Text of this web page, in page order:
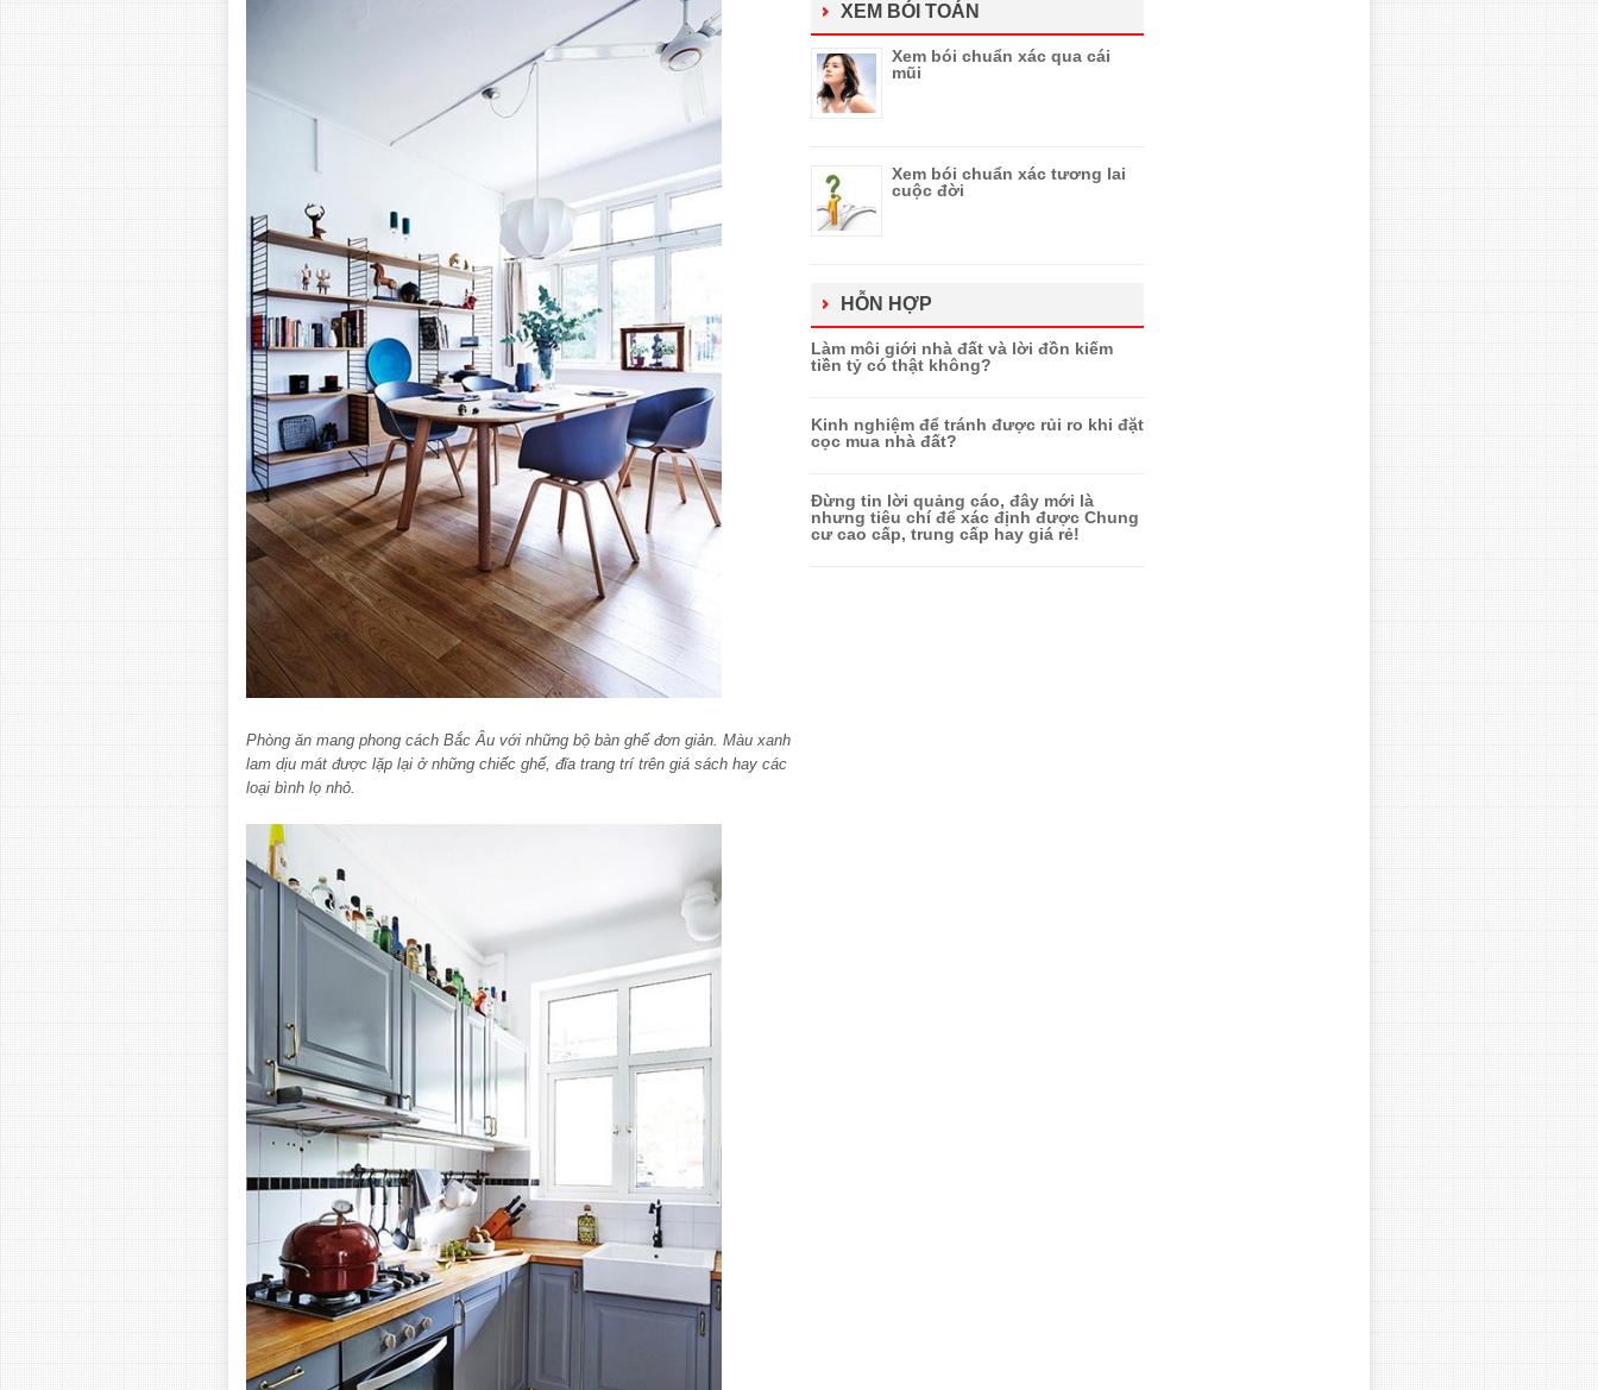
Phòng ăn mang phong cách Bắc Âu với những bộ bàn ghế đơn giản. Màu xanh
lam dịu mát được lặp lại ở những chiếc ghế, đĩa trang trí trên giá sách hay các
loại bình lọ nhỏ.
XEM BÓI TOÁN
Xem bói chuẩn xác qua cái
mũi
Xem bói chuẩn xác tương lai
cuộc đời
HỖN HỢP
Làm môi giới nhà đất và lời đồn kiếm
tiền tỷ có thật không?
Kinh nghiệm để tránh được rủi ro khi đặt
cọc mua nhà đất?
Đừng tin lời quảng cáo, đây mới là
nhưng tiêu chí để xác định được Chung
cư cao cấp, trung cấp hay giá rẻ!